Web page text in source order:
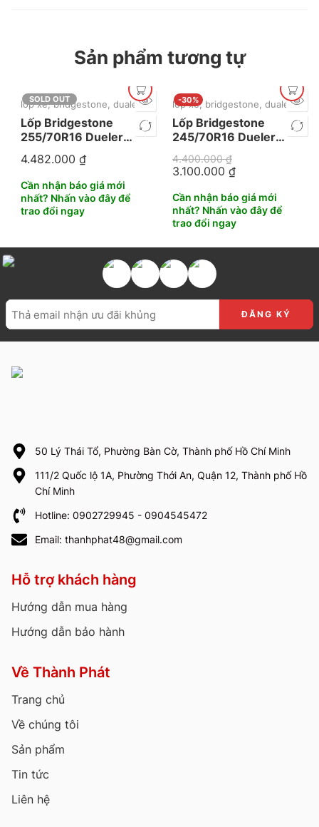
Sản phẩm tương tự
SOLD OUT
lốp xe,bridgestone, dualer
Lốp Bridgestone
255/70R16 Dueler
685
4.482.000 ₫
Cần nhận báo giá mới
nhất? Nhấn vào đây để
trao đổi ngay
-30%
lốp xe, bridgestone, dualer
Lốp Bridgestone
245/70R16 Dueler
689
4.400.000₫
3.100.000 ₫
Cần nhận báo giá mới
nhất? Nhấn vào đây để
trao đổi ngay
50 Lý Thái Tổ, Phường Bàn Cờ, Thành phố Hồ Chí Minh
111/2 Quốc lộ 1A, Phường Thới An, Quận 12, Thành phố Hồ
Chí Minh
Hotline: 0902729945 - 0904545472
Email: thanhphat48@gmail.com
Hỗ trợ khách hàng
Hướng dẫn mua hàng
Hướng dẫn bảo hành
Về Thành Phát
Trang chủ
Về chúng tôi
Sản phẩm
Tin tức
Liên hệ